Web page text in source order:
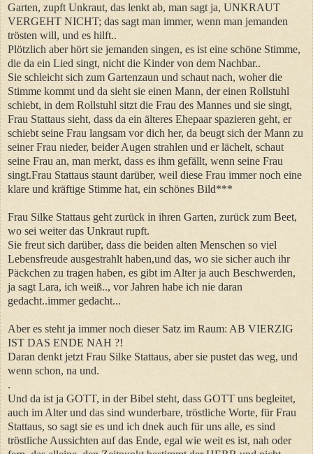
Garten, zupft Unkraut, das lenkt ab, man sagt ja, UNKRAUT
VERGEHT NICHT; das sagt man immer, wenn man jemanden
trösten will, und es hilft..
Plötzlich aber hört sie jemanden singen, es ist eine schöne Stimme,
die da ein Lied singt, nicht die Kinder von dem Nachbar..
Sie schleicht sich zum Gartenzaun und schaut nach, woher die
Stimme kommt und da sieht sie einen Mann, der einen Rollstuhl
schiebt, in dem Rollstuhl sitzt die Frau des Mannes und sie singt,
Frau Stattaus sieht, dass da ein älteres Ehepaar spazieren geht, er
schiebt seine Frau langsam vor dich her, da beugt sich der Mann zu
seiner Frau nieder, beider Augen strahlen und er lächelt, schaut
seine Frau an, man merkt, dass es ihm gefällt, wenn seine Frau
singt.Frau Stattaus staunt darüber, weil diese Frau immer noch eine
klare und kräftige Stimme hat, ein schönes Bild***
Frau Silke Stattaus geht zurück in ihren Garten, zurück zum Beet,
wo sei weiter das Unkraut rupft.
Sie freut sich darüber, dass die beiden alten Menschen so viel
Lebensfreude ausgestrahlt haben,und das, wo sie sicher auch ihr
Päckchen zu tragen haben, es gibt im Alter ja auch Beschwerden,
ja sagt Lara, ich weiß.., vor Jahren habe ich nie daran
gedacht..immer gedacht...
Aber es steht ja immer noch dieser Satz im Raum: AB VIERZIG
IST DAS ENDE NAH ?!
Daran denkt jetzt Frau Silke Stattaus, aber sie pustet das weg, und
wenn schon, na und.
.
Und da ist ja GOTT, in der Bibel steht, dass GOTT uns begleitet,
auch im Alter und das sind wunderbare, tröstliche Worte, für Frau
Stattaus, so sagt sie es und ich dnek auch für uns alle, es sind
tröstliche Aussichten auf das Ende, egal wie weit es ist, nah oder